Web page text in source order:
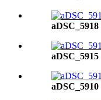
aDSC_5918
aDSC_5915
aDSC_5910